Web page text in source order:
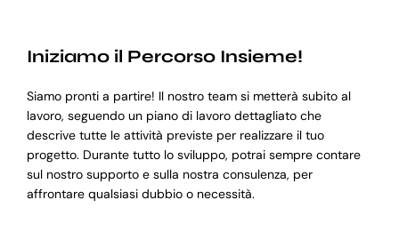
Iniziamo il Percorso Insieme!
Siamo pronti a partire! Il nostro team si metterà subito al
lavoro, seguendo un piano di lavoro dettagliato che
descrive tutte le attività previste per realizzare il tuo
progetto. Durante tutto lo sviluppo, potrai sempre contare
sul nostro supporto e sulla nostra consulenza, per
affrontare qualsiasi dubbio o necessità.